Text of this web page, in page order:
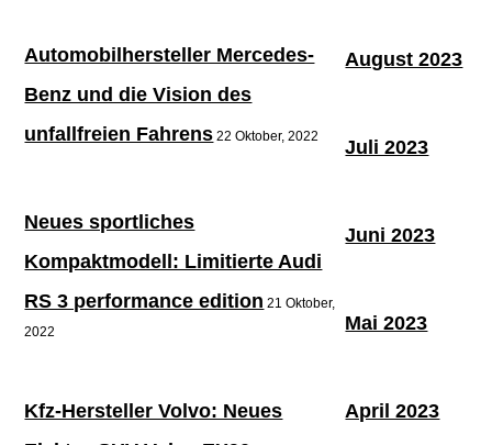
Automobilhersteller Mercedes-
Benz und die Vision des
unfallfreien Fahrens 22 Oktober, 2022
Neues sportliches
Kompaktmodell: Limitierte Audi
RS 3 performance edition 21 Oktober,
2022
Kfz-Hersteller Volvo: Neues
August 2023
Juli 2023
Juni 2023
Mai 2023
April 2023